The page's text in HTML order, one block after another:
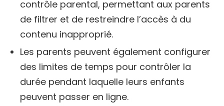
contrôle parental, permettant aux parents
de filtrer et de restreindre l’accès à du
contenu inapproprié.
Les parents peuvent également configurer
des limites de temps pour contrôler la
durée pendant laquelle leurs enfants
peuvent passer en ligne.